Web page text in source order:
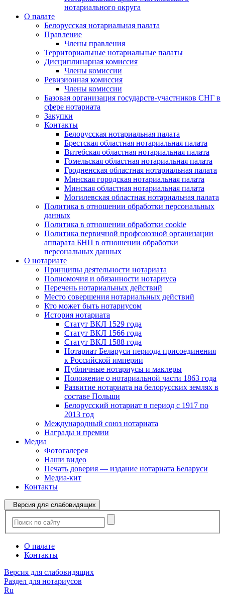
нотариального округа
О палате
Белорусская нотариальная палата
Правление
Члены правления
Территориальные нотариальные палаты
Дисциплинарная комиссия
Члены комиссии
Ревизионная комиссия
Члены комиссии
Базовая организация государств-участников СНГ в
сфере нотариата
Закупки
Контакты
Белорусская нотариальная палата
Брестская областная нотариальная палата
Витебская областная нотариальная палата
Гомельская областная нотариальная палата
Гродненская областная нотариальная палата
Минская городская нотариальная палата
Минская областная нотариальная палата
Могилевская областная нотариальная палата
Политика в отношении обработки персональных
данных
Политика в отношении обработки cookie
Политика первичной профсоюзной организации
аппарата БНП в отношении обработки
персональных данных
О нотариате
Принципы деятельности нотариата
Полномочия и обязанности нотариуса
Перечень нотариальных действий
Место совершения нотариальных действий
Кто может быть нотариусом
История нотариата
Статут ВКЛ 1529 года
Статут ВКЛ 1566 года
Статут ВКЛ 1588 года
Нотариат Беларуси периода присоединения
к Российской империи
Публичные нотариусы и маклеры
Положение о нотариальной части 1863 года
Развитие нотариата на белорусских землях в
составе Польши
Белорусский нотариат в период с 1917 по
2013 год
Международный союз нотариата
Награды и премии
Медиа
Фотогалерея
Наши видео
Печать доверия — издание нотариата Беларуси
Медиа-кит
Контакты
Версия для слабовидящих
О палате
Контакты
Версия для слабовидящих
Раздел для нотариусов
Ru